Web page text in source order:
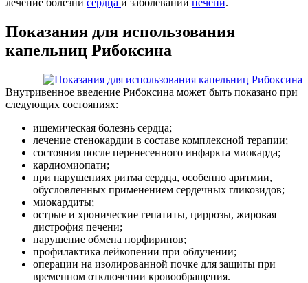
Показания для использования
капельниц Рибоксина
Внутривенное введение Рибоксина может быть показано при
следующих состояниях:
ишемическая болезнь сердца;
лечение стенокардии в составе комплексной терапии;
состояния после перенесенного инфаркта миокарда;
кардиомиопати;
при нарушениях ритма сердца, особенно аритмии,
обусловленных применением сердечных гликозидов;
миокардиты;
острые и хронические гепатиты, циррозы, жировая
дистрофия печени;
нарушение обмена порфиринов;
профилактика лейкопении при облучении;
операции на изолированной почке для защиты при
временном отключении кровообращения.